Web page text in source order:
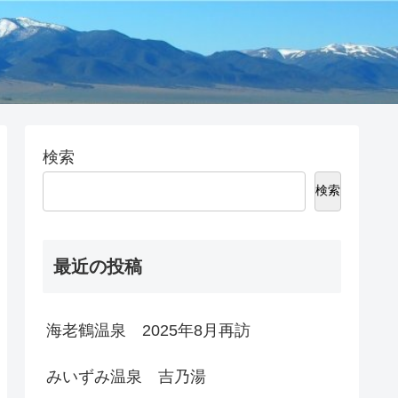
検索
検索
最近の投稿
海老鶴温泉 2025年8月再訪
みいずみ温泉 吉乃湯